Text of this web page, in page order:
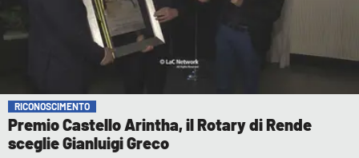
RICONOSCIMENTO
Premio Castello Arintha, il Rotary di Rende
sceglie Gianluigi Greco